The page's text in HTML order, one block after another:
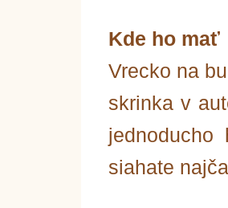
Kde ho mať
Vrecko na
skrinka v
siahate